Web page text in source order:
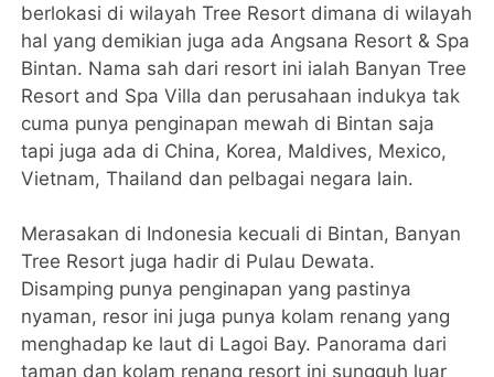
berlokasi di wilayah Tree Resort dimana di wilayah
hal yang demikian juga ada Angsana Resort & Spa
Bintan. Nama sah dari resort ini ialah Banyan Tree
Resort and Spa Villa dan perusahaan indukya tak
cuma punya penginapan mewah di Bintan saja
tapi juga ada di China, Korea, Maldives, Mexico,
Vietnam, Thailand dan pelbagai negara lain.
Merasakan di Indonesia kecuali di Bintan, Banyan
Tree Resort juga hadir di Pulau Dewata.
Disamping punya penginapan yang pastinya
nyaman, resor ini juga punya kolam renang yang
menghadap ke laut di Lagoi Bay. Panorama dari
taman dan kolam renang resort ini sungguh luar